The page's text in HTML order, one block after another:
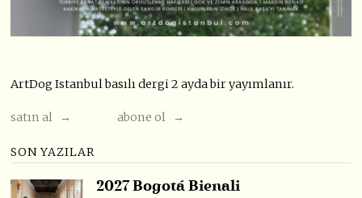
ArtDog Istanbul basılı dergi 2 ayda bir yayımlanır.
satın al → abone ol →
SON YAZILAR
2027 Bogotá Bienali